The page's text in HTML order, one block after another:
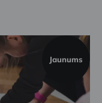
Jaunums